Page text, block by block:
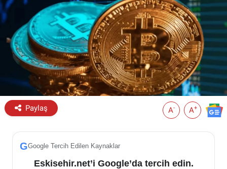
Paylaş A- A+
GGoogle Tercih Edilen Kaynaklar
Eskisehir.net’i Google’da tercih edin.
Eskişehir Haber İçerikleri
Eskişehir Hava Durumu
Eskişehir Tramvay Saatleri
Eskişehir Otobüs Saatleri